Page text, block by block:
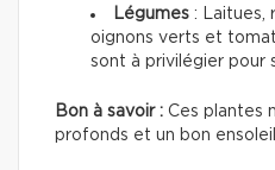
Légumes : Laitues,
oignons verts et
sont à privilégier pour
Bon à savoir : Ces plantes
profonds et un bon